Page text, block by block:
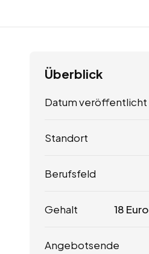
Überblick
Datum veröffentlicht
Standort
Berufsfeld
Gehalt 18 Euro
Angebotsende